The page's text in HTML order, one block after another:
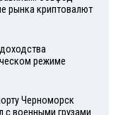
рынка криптовалют
режиме
Черноморск